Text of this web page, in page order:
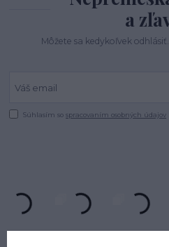
a
Môžete sa kedykoľvek
Súhlasím sospracovaním osobných údajov